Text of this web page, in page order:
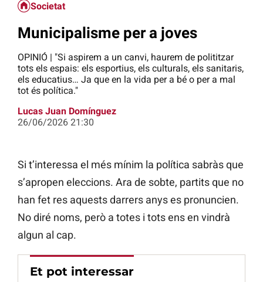
Societat
Municipalisme per a joves
OPINIÓ | "Si aspirem a un canvi, haurem de polititzar
tots els espais: els esportius, els culturals, els sanitaris,
els educatius… Ja que en la vida per a bé o per a mal
tot és política."
Lucas Juan Domínguez
26/06/2026 21:30
Si t’interessa el més mínim la política sabràs que
s’apropen eleccions. Ara de sobte, partits que no
han fet res aquests darrers anys es pronuncien.
No diré noms, però a totes i tots ens en vindrà
algun al cap.
Et pot interessar